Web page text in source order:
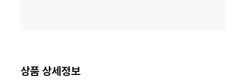
상품 상세정보